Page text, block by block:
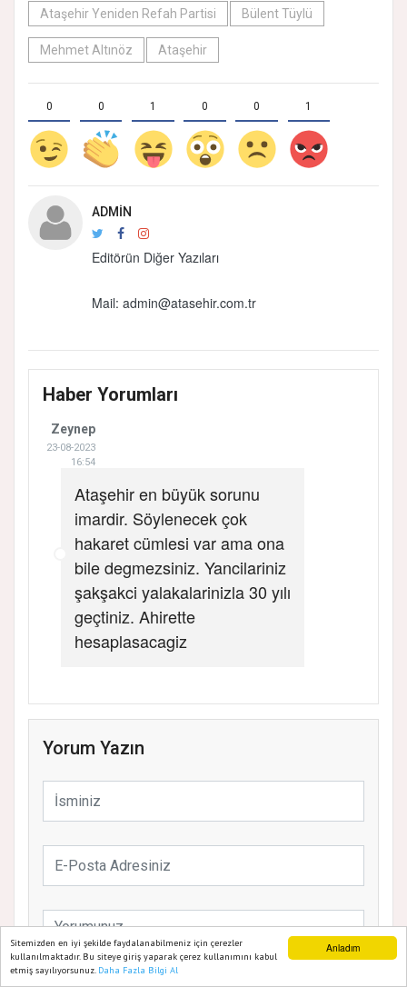
Anladım
Sitemizden en iyi şekilde faydalanabilmeniz için çerezler
kullanılmaktadır. Bu siteye giriş yaparak çerez kullanımını kabul
etmiş sayılıyorsunuz. Daha Fazla Bilgi Al
Ataşehir Yeniden Refah Partisi
Bülent Tüylü
Mehmet Altınöz Ataşehir
0 0 1 0 0 1
ADMIN
Editörün Diğer Yazıları
Mail: admin@atasehir.com.tr
Haber Yorumları
Zeynep
23-08-2023
16:54
Ataşehir en büyük sorunu
imardir. Söylenecek çok
hakaret cümlesi var ama ona
bile degmezsiniz. Yancilariniz
şakşakci yalakalarinizla 30 yılı
geçtiniz. Ahirette
hesaplasacagiz
Yorum Yazın
Ana Sayfa Web TV